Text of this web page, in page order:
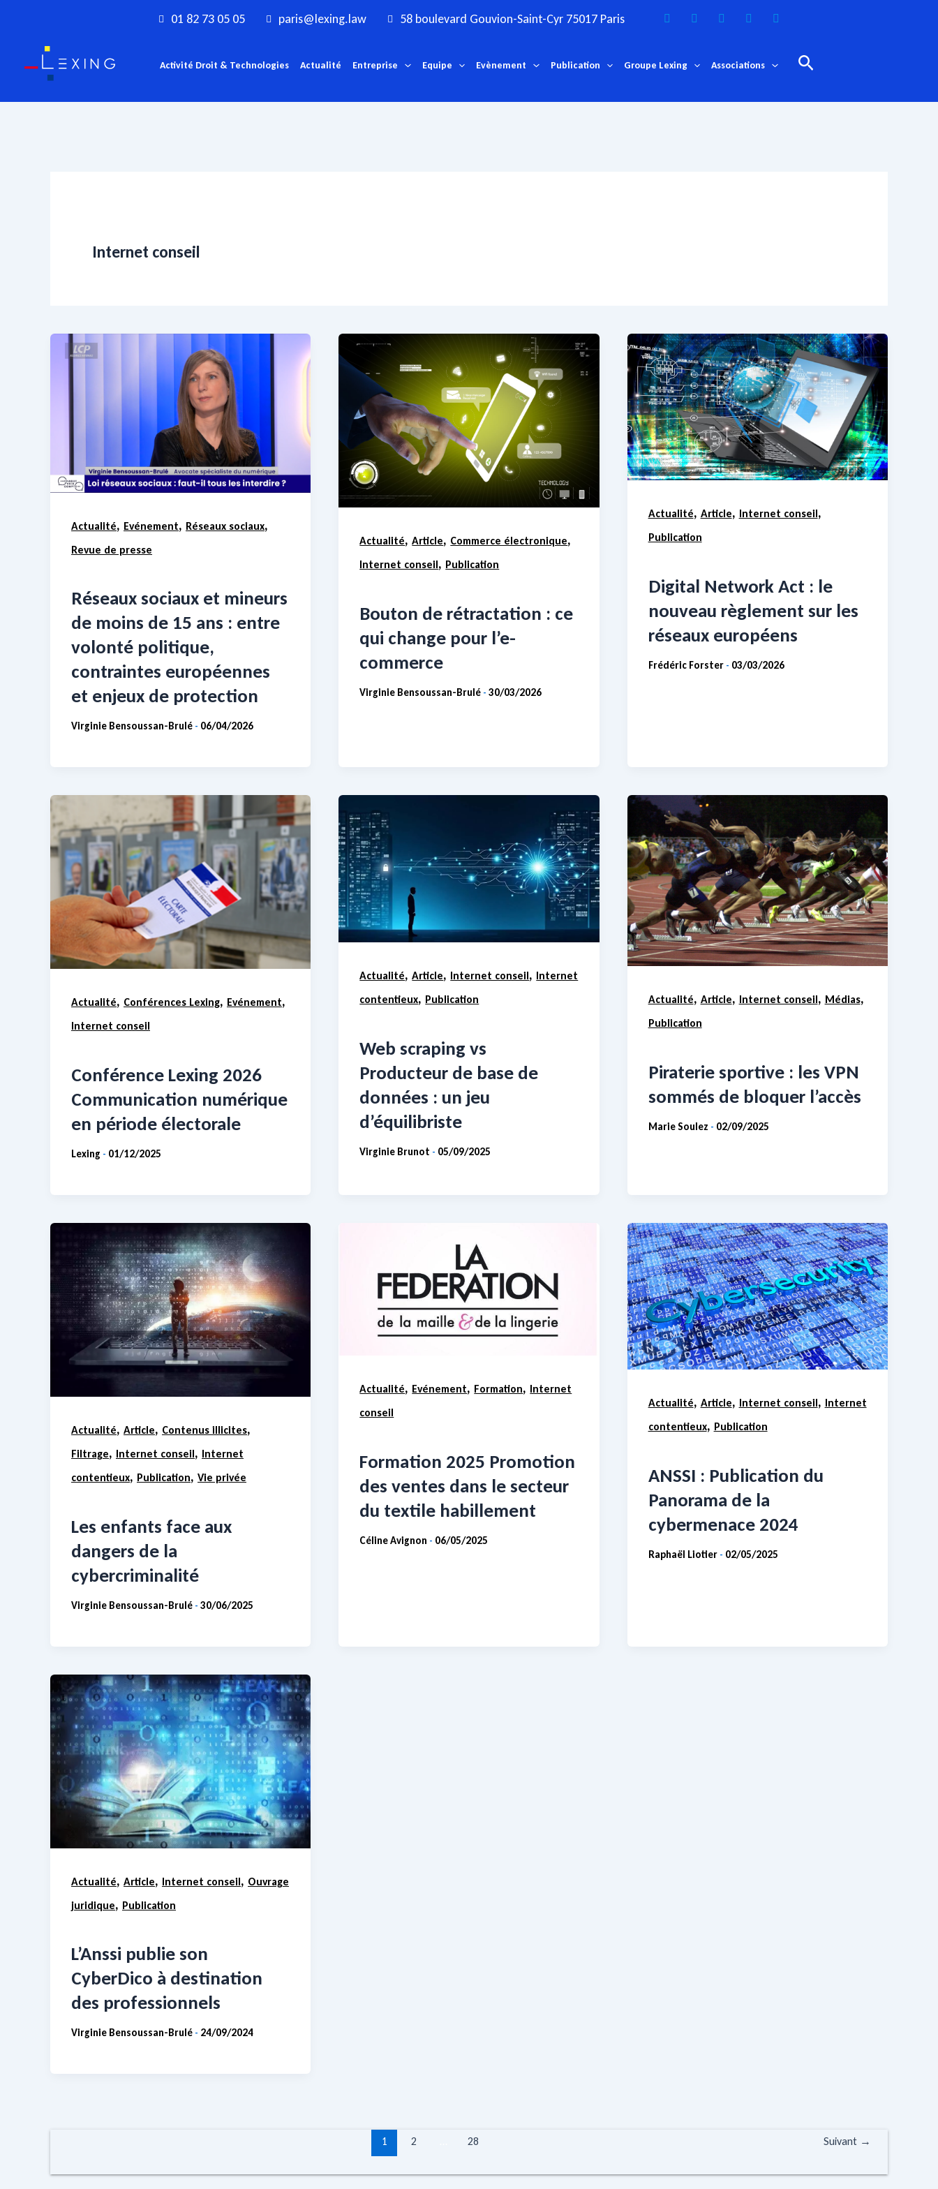
contenu
01 82 73 05 05 paris@lexing.law 58 boulevard Gouvion-Saint-Cyr 75017 Paris
Activité Droit & Technologies Actualité Entreprise Equipe Evènement Publication Groupe Lexing Associations Rechercher
Internet conseil
Actualité, Evénement, Réseaux sociaux,
Revue de presse
Réseaux sociaux et mineurs
de moins de 15 ans : entre
volonté politique,
contraintes européennes
et enjeux de protection
Virginie Bensoussan-Brulé - 06/04/2026
Actualité,Article, Commerce électronique,
Internet conseil, Publication
Bouton de rétractation : ce
qui change pour l’e-
commerce
Virginie Bensoussan-Brulé -30/03/2026
Actualité, Article, Internet conseil,
Publication
Digital Network Act : le
nouveau règlement sur les
réseaux européens
Frédéric Forster - 03/03/2026
Actualité, Conférences Lexing, Evénement,
Internet conseil
Conférence Lexing 2026
Communication numérique
en période électorale
Lexing - 01/12/2025
Actualité,Article, Internet conseil, Internet
contentieux, Publication
Web scraping vs
Producteur de base de
données : un jeu
d’équilibriste
Virginie Brunot - 05/09/2025
Actualité, Article, Internet conseil, Médias,
Publication
Piraterie sportive : les VPN
sommés de bloquer l’accès
Marie Soulez - 02/09/2025
Actualité, Article, Contenus illicites,
Filtrage, Internet conseil, Internet
contentieux, Publication, Vie privée
Les enfants face aux
dangers de la
cybercriminalité
Virginie Bensoussan-Brulé - 30/06/2025
Actualité, Evénement, Formation, Internet
conseil
Formation 2025 Promotion
des ventes dans le secteur
du textile habillement
Céline Avignon - 06/05/2025
Actualité, Article, Internet conseil, Internet
contentieux, Publication
ANSSI : Publication du
Panorama de la
cybermenace 2024
Raphaël Liotier - 02/05/2025
Actualité, Article, Internet conseil, Ouvrage
juridique, Publication
L’Anssi publie son
CyberDico à destination
des professionnels
Virginie Bensoussan-Brulé - 24/09/2024
1 2 28 Suivant →